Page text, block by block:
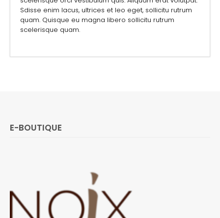
Sdisse enim lacus, ultrices et leo eget, sollicitu rutrum
quam. Quisque eu magna libero sollicitu rutrum
scelerisque quam.
E-BOUTIQUE